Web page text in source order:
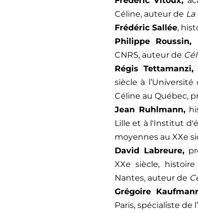
Céline, auteur de
Frédéric Sallée,
Philippe Roussin,
CNRS, auteur de
Régis Tettamanzi,
siècle à l’Université
Céline au Québec,
Jean Ruhlmann,
Lille et à l'Institut
moyennes au XXe
David Labreure,
XXe siècle,
Nantes, auteur de
Grégoire
Paris, spécialiste de